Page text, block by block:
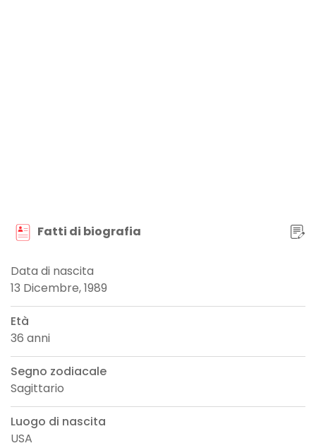
Fatti di biografia
Data di nascita
13 Dicembre, 1989
Età
36 anni
Segno zodiacale
Sagittario
Luogo di nascita
USA